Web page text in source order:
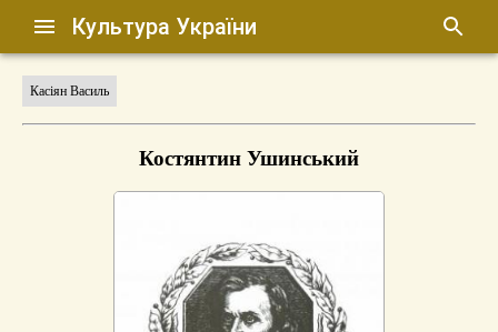
Культура України
Касіян Василь
Костянтин Ушинський